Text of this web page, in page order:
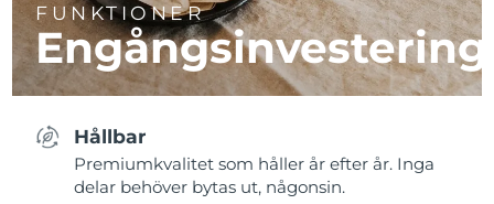
FUNKTIONER
Engångsinvestering
Hållbar
Premiumkvalitet som håller år efter år. Inga
delar behöver bytas ut, någonsin.